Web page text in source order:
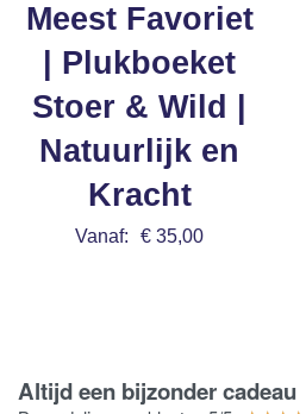
Meest Favoriet
| Plukboeket
Stoer & Wild |
Natuurlijk en
Kracht
Vanaf: € 35,00
Altijd een bijzonder cadeau